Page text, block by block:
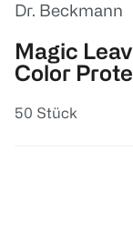
Dr. Beckmann
Magic
Color
50 Stück